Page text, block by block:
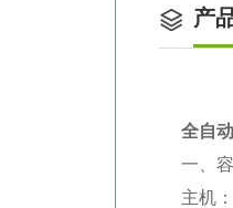
产
全自
一、
主机